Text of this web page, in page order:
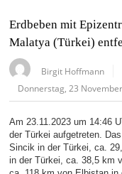
Erdbeben mit
Malatya (Türkei)
Birgit Hoffmann
Donnerstag, 23
Am 23.11.2023 um 14:46
der Türkei aufgetreten.
Sincik in der Türkei, ca.
in der Türkei, ca. 38,5 km